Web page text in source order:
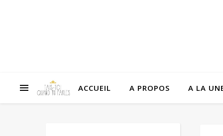
ACCUEIL A PROPOS A LA